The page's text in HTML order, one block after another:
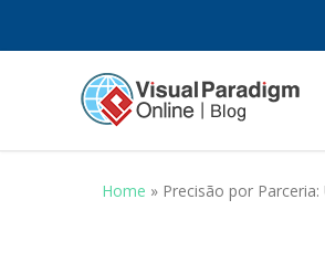
Home » Precisão por